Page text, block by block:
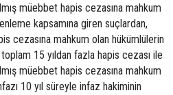
müebbet hapis cezasına mahkum
kapsamına giren suçlardan,
cezasına mahkum olan hükümlülerin
toplam 15 yıldan fazla hapis cezası ile
müebbet hapis cezasına mahkum
10 yıl süreyle infaz hakiminin